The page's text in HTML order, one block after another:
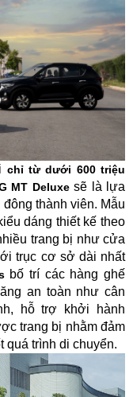
chỉ từ dưới 600 triệu
MT Deluxesẽ là lựa
thành viên. Mẫu
dáng thiết kế theo
trang bị như cửa
trục cơ sở dài nhất
bố trí các hàng ghế
an toàn như cân
hỗ trợ khởi hành
trang bị nhằm đảm
quá trình di chuyển.